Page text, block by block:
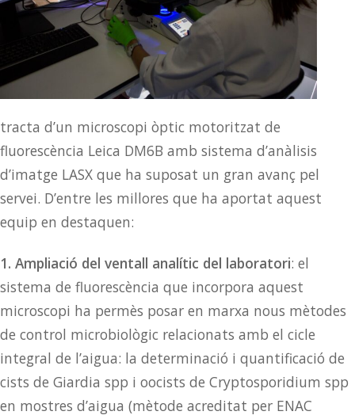
tracta d’un microscopi òptic motoritzat de
fluorescència Leica DM6B amb sistema d’anàlisis
d’imatge LASX que ha suposat un gran avanç pel
servei. D’entre les millores que ha aportat aquest
equip en destaquen:
1. Ampliació del ventall analític del laboratori: el
sistema de fluorescència que incorpora aquest
microscopi ha permès posar en marxa nous mètodes
de control microbiològic relacionats amb el cicle
integral de l’aigua: la determinació i quantificació de
cists de Giardia spp i oocists de Cryptosporidium spp
en mostres d’aigua (mètode acreditat per ENAC